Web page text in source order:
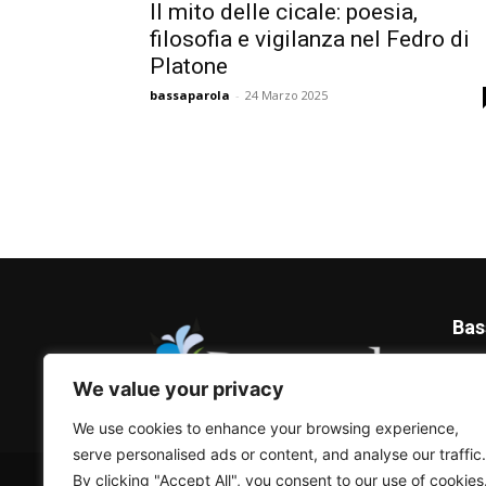
We value your privacy
We use cookies to enhance your browsing experience,
serve personalised ads or content, and analyse our traffic.
By clicking "Accept All", you consent to our use of cookies.
Il mito delle cicale: poesia,
filosofia e vigilanza nel Fedro di
Platone
bassaparola - 24 Marzo 2025
© Bassaparola.it 2015-2025